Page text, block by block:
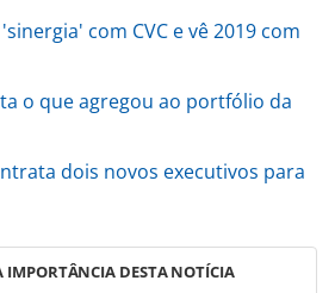
com CVC e vê 2019 com
o que agregou ao portfólio da
dois novos executivos para
IMPORTÂNCIA DESTA NOTÍCIA